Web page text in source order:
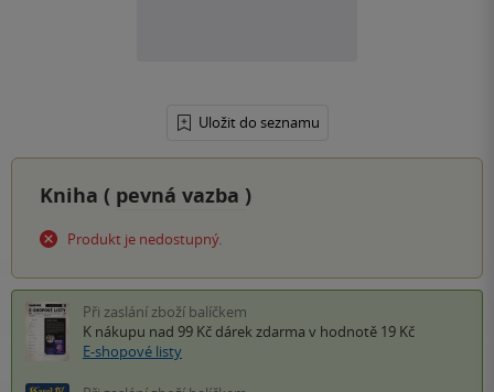
Uložit do seznamu
Kniha ( pevná vazba )
Produkt je nedostupný.
Při zaslání zboží balíčkem
K nákupu nad 99 Kč dárek zdarma v hodnotě 19 Kč
E-shopové listy